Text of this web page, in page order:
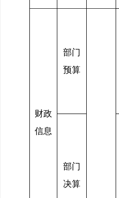
财政
信息
部门
预算
部门
决算